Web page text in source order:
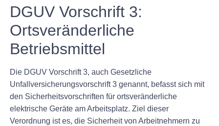
DGUV Vorschrift 3:
Ortsveränderliche
Betriebsmittel
Die DGUV Vorschrift 3, auch Gesetzliche
Unfallversicherungsvorschrift 3 genannt, befasst sich mit
den Sicherheitsvorschriften für ortsveränderliche
elektrische Geräte am Arbeitsplatz. Ziel dieser
Verordnung ist es, die Sicherheit von Arbeitnehmern zu